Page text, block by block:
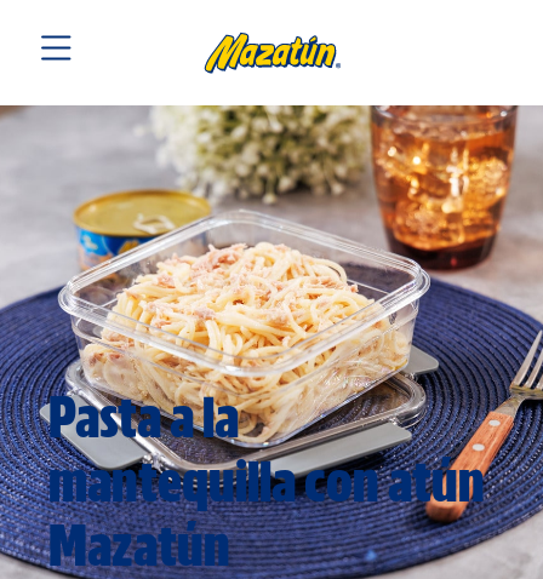
Pasta a la
mantequilla con atún
Mazatún